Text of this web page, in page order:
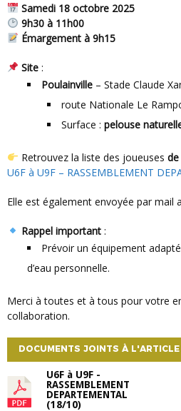
Samedi 18 octobre 2025
9h30 à 11h00
Émargement à 9h15
Site:
Poulainville – Stade Claude
route Nationale Le
Surface : pelouse
Retrouvez la liste des joueuses de
U6F à U9F – RASSEMBLEMENT
Elle est également envoyée par mail
Rappel important:
Prévoir un équipement
d’eau personnelle.
Merci à toutes et à tous pour votre engagement et votre
collaboration.
DOCUMENTS JOINTS À L'ARTICLE
U6F à U9F -
RASSEMBLEMENT
DEPARTEMENTAL
(18/10)